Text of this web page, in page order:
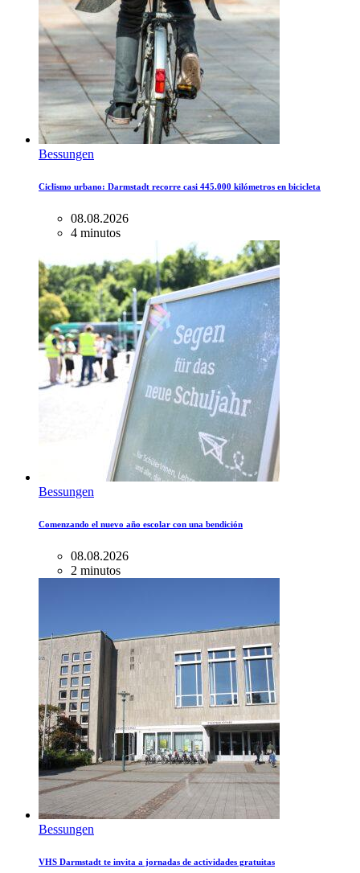
Bessungen
Ciclismo urbano: Darmstadt recorre casi 445.000 kilómetros en bicicleta
08.08.2026
4 minutos
Bessungen
Comenzando el nuevo año escolar con una bendición
08.08.2026
2 minutos
Bessungen
VHS Darmstadt te invita a jornadas de actividades gratuitas